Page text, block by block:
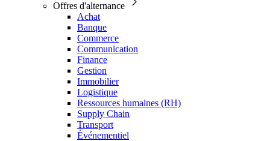
Offres d'alternance
Achat
Banque
Commerce
Communication
Finance
Gestion
Immobilier
Logistique
Ressources humaines (RH)
Supply Chain
Transport
Événementiel